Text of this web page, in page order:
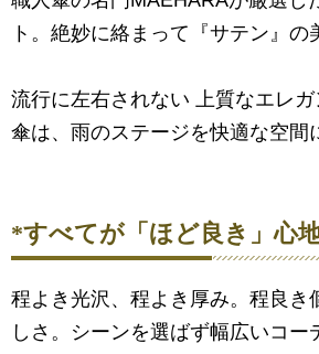
ト。絶妙に絡まって『サテン』の
流行に左右されない 上質なエレ
傘は、雨のステージを快適な空間
*すべてが「ほど良き」心
程よき光沢、程よき厚み。程良き
しさ。シーンを選ばず幅広いコー